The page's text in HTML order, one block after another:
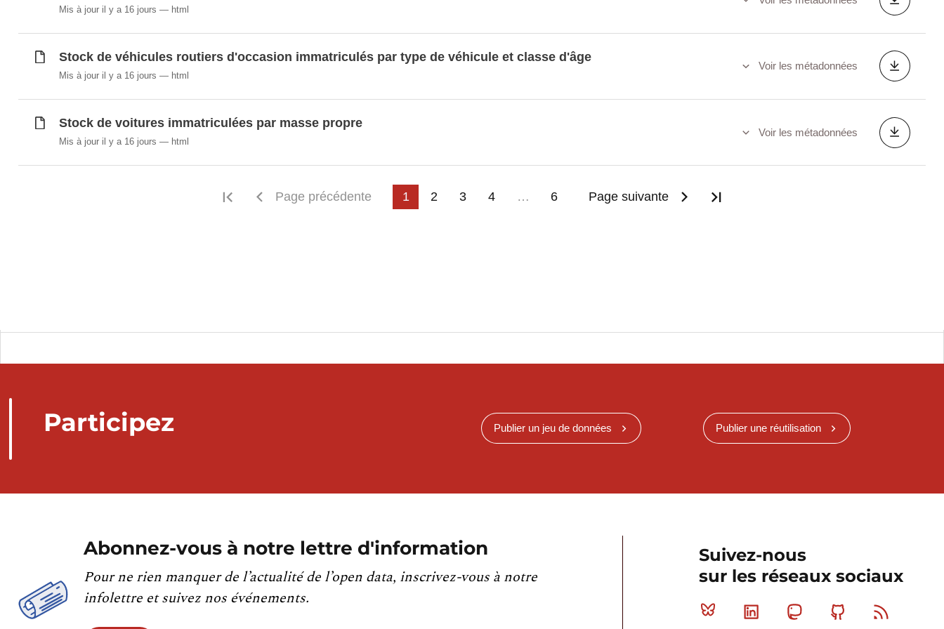
Transport routier international de marchandises
Transports routiers de marchandises effectués par les véhicules luxembourgeois - Transport
national pur 2008 - 2014
Transports routiers des autobus, autocars et tramways
Âge moyen des immatriculations de voitures d'occasion
Âge moyen des voitures mises hors circulation
Synchronisé automatiquement depuis la base de données LUSTAT
Mis à jour il y a 16 jours html
Stock de véhicules routiers d'occasion immatriculés par type de véhicule et classe d'âge
Mis à jour il y a 16 jours html
Voir les métadonnées
Stock de voitures immatriculées par masse propre
Mis à jour il y a 16 jours html
Voir les métadonnées
Première page
Page précédente 1 2 3 4 … 6 Page suivante
Participez Publier un jeu de données Publier une réutilisation
Abonnez-vous à notre lettre d'information
Pour ne rien manquer de l’actualité de l’open data, inscrivez-vous à notre
infolettre et suivez nos événements.
Suivez-nous
sur les réseaux sociaux
Bluesky Linkedin MastodonGithub